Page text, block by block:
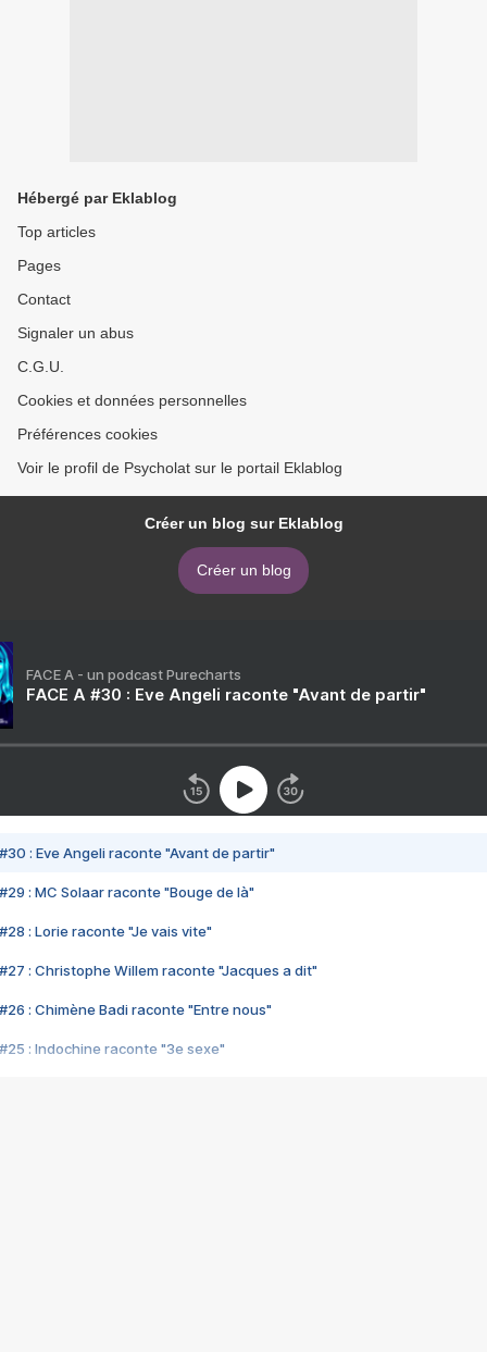
Hébergé par Eklablog
Top articles
Pages
Contact
Signaler un abus
C.G.U.
Cookies et données personnelles
Préférences cookies
Voir le profil de Psycholat sur le portail Eklablog
Créer un blog sur Eklablog
Créer un blog
FACE A - un podcast Purecharts
FACE A #30 : Eve Angeli raconte "Avant de partir"
#30 : Eve Angeli raconte "Avant de partir"
#29 : MC Solaar raconte "Bouge de là"
#28 : Lorie raconte "Je vais vite"
#27 : Christophe Willem raconte "Jacques a dit"
#26 : Chimène Badi raconte "Entre nous"
#25 : Indochine raconte "3e sexe"